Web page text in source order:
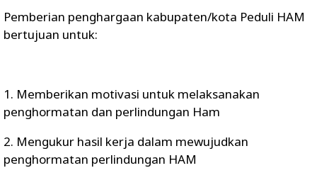
Pemberian penghargaan kabupaten/kota Peduli HAM
bertujuan untuk:
1. Memberikan motivasi untuk melaksanakan
penghormatan dan perlindungan Ham
2. Mengukur hasil kerja dalam mewujudkan
penghormatan perlindungan HAM